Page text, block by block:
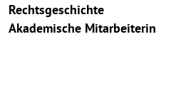
Rechtsgeschichte
Akademische Mitarbeiterin